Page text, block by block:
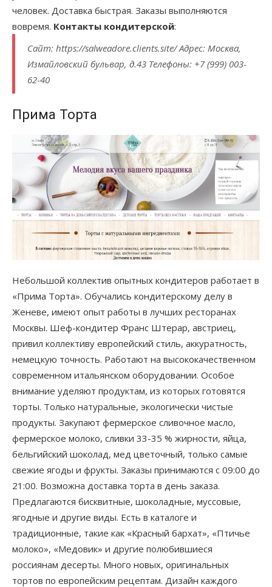
человек. Доставка быстрая. Заказы выполняются
вовремя. Контакты кондитерской:
Сайт: https://salweadore.clients.site/ Адрес: Москва,
Измайловский бульвар, д.43 Телефоны: +7 (999) 003-
62-40
Прима Торта
Небольшой коллектив опытных кондитеров работает в
«Прима Торта». Обучались кондитерскому делу в
Женеве, имеют опыт работы в лучших ресторанах
Москвы. Шеф-кондитер Франс Штерар, австриец,
привил коллективу европейский стиль, аккуратность,
немецкую точность. Работают на высококачественном
современном итальянском оборудовании. Особое
внимание уделяют продуктам, из которых готовятся
торты. Только натуральные, экологически чистые
продукты. Закупают фермерское сливочное масло,
фермерское молоко, сливки 33-35 % жирности, яйца,
бельгийский шоколад, мед цветочный, только самые
свежие ягоды и фрукты. Заказы принимаются с 09:00 до
21:00. Возможна доставка торта в день заказа.
Предлагаются бисквитные, шоколадные, муссовые,
ягодные и другие виды. Есть в каталоге и
традиционные, такие как «Красный бархат», «Птичье
молоко», «Медовик» и другие полюбившиеся
россиянам десерты. Много новых, оригинальных
тортов по европейским рецептам. Дизайн каждого